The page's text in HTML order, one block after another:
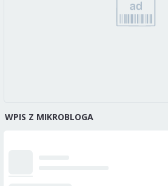
WPIS Z MIKROBLOGA